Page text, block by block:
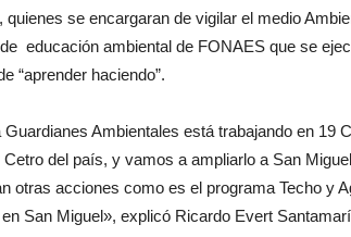
quienes se encargaran de vigilar el medio
educación ambiental de FONAES que se
“aprender haciendo”.
Guardianes Ambientales está trabajando en 19
Cetro del país, y vamos a ampliarlo a San
otras acciones como es el programa Techo y
San Miguel», explicó Ricardo Evert